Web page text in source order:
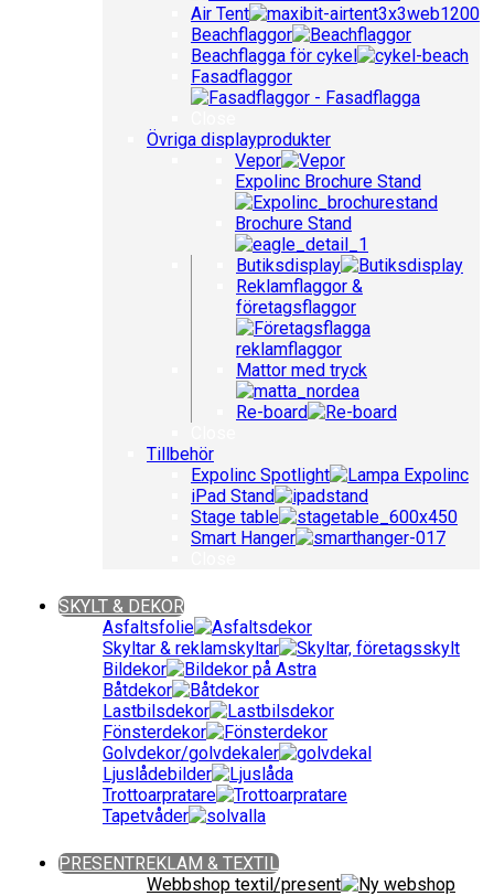
Air Tent
Beachflaggor
Beachflagga för cykel
Fasadflaggor
Övriga displayprodukter
Vepor
Expolinc Brochure Stand
Brochure Stand
Butiksdisplay
Reklamflaggor &
företagsflaggor
Mattor med tryck
Re-board
Tillbehör
Expolinc Spotlight
iPad Stand
Stage table
Smart Hanger
SKYLT & DEKOR
Asfaltsfolie
Skyltar & reklamskyltar
Bildekor
Båtdekor
Lastbilsdekor
Fönsterdekor
Golvdekor/golvdekaler
Ljuslådebilder
Trottoarpratare
Tapetvåder
PRESENTREKLAM & TEXTIL
Webbshop textil/present